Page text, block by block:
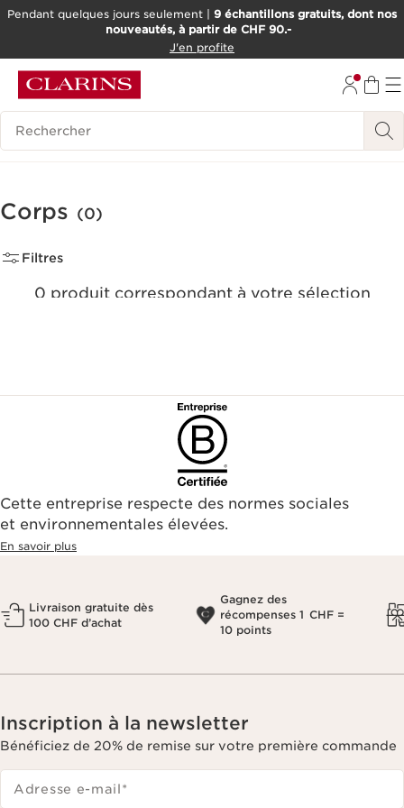
ALLER AU CONTENU
OUTIL D'ACCESSIBILITÉ
Pendant quelques jours seulement | 9 échantillons gratuits, dont nos
nouveautés, à partir de CHF 90.-
J'en profite
Historique des recherches
Corps (0)
Filtres
0 produit correspondant à votre sélection
Cette entreprise respecte des normes sociales
et environnementales élevées.
En savoir plus
Livraison gratuite dès
100 CHF d’achat
Gagnez des
récompenses 1 CHF =
10 points
Inscription à la newsletter
Bénéficiez de 20% de remise sur votre première commande
Adresse e-mail*